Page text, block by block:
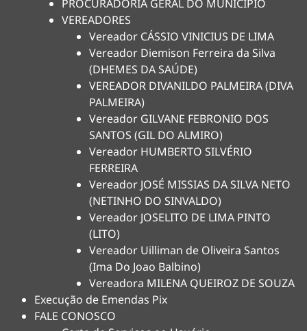
PROCURADORIA GERAL DO MUNICÍPIO
VEREADORES
Vereador CÁSSIO VINICIUS DE LIMA
Vereador Diemison Ferreira da Silva
(DHEMES DA SAÚDE)
VEREADOR DIVANILDO PALMEIRA (DIVA
PALMEIRA)
Vereador GILVANE FEBRONIO DOS
SANTOS (GIL DO ALMIRO)
Vereador HUMBERTO SILVÉRIO
FERREIRA
Vereador JOSÉ MISSIAS DA SILVA NETO
(NETINHO DO SINVALDO)
Vereador JOSELITO DE LIMA PINTO
(LITO)
Vereador Uilliman de Oliveira Santos
(Ima Do Joao Balbino)
Vereadora MILENA QUEIROZ DE SOUZA
Execução de Emendas Pix
FALE CONOSCO